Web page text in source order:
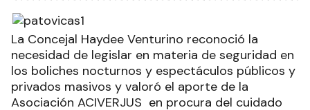
La Concejal Haydee Venturino reconoció la
necesidad de legislar en materia de seguridad en
los boliches nocturnos y espectáculos públicos y
privados masivos y valoró el aporte de la
Asociación ACIVERJUS en procura del cuidado